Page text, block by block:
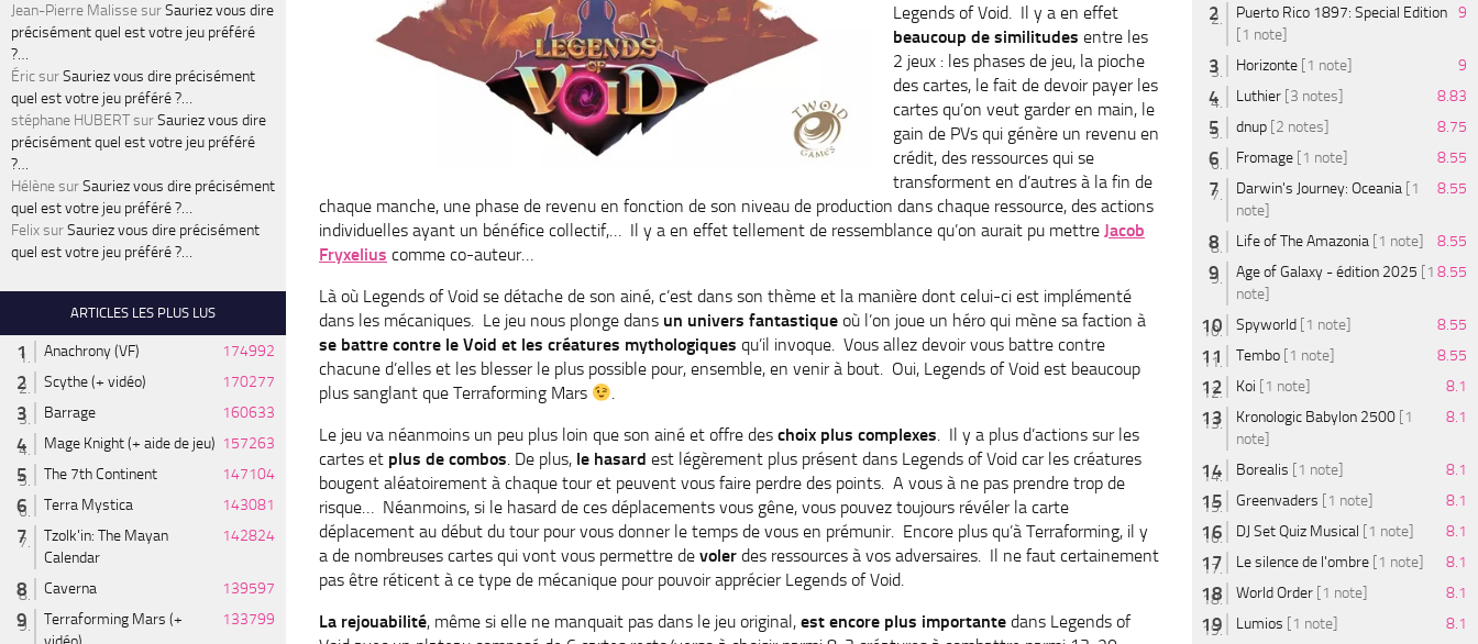
Legends of Void. Il y a en effet
beaucoup de similitudes entre les
2 jeux : les phases de jeu, la pioche
des cartes, le fait de devoir payer les
cartes qu’on veut garder en main, le
gain de PVs qui génère un revenu en
crédit, des ressources qui se
transforment en d’autres à la fin de
chaque manche, une phase de revenu en fonction de son niveau de production dans chaque ressource, des actions
individuelles ayant un bénéfice collectif,… Il y a en effet tellement de ressemblance qu’on aurait pu mettre Jacob
Fryxelius comme co-auteur…
Là où Legends of Void se détache de son ainé, c’est dans son thème et la manière dont celui-ci est implémenté
dans les mécaniques. Le jeu nous plonge dans un univers fantastique où l’on joue un héro qui mène sa faction à
se battre contre le Void et les créatures mythologiques qu’il invoque. Vous allez devoir vous battre contre
chacune d’elles et les blesser le plus possible pour, ensemble, en venir à bout. Oui, Legends of Void est beaucoup
plus sanglant que Terraforming Mars
.
Le jeu va néanmoins un peu plus loin que son ainé et offre des choix plus complexes. Il y a plus d’actions sur les
cartes et plus de combos. De plus, le hasard est légèrement plus présent dans Legends of Void car les créatures
bougent aléatoirement à chaque tour et peuvent vous faire perdre des points. A vous à ne pas prendre trop de
risque… Néanmoins, si le hasard de ces déplacements vous gêne, vous pouvez toujours révéler la carte
déplacement au début du tour pour vous donner le temps de vous en prémunir. Encore plus qu’à Terraforming, il y
a de nombreuses cartes qui vont vous permettre de voler des ressources à vos adversaires. Il ne faut certainement
pas être réticent à ce type de mécanique pour pouvoir apprécier Legends of Void.
La rejouabilité, même si elle ne manquait pas dans le jeu original, est encore plus importante dans Legends of
Jean-Pierre MalissesurSauriez vous dire
précisément quel est votre jeu préféré
?…
ÉricsurSauriez vous dire précisément
quel est votre jeu préféré ?…
stéphane HUBERTsurSauriez vous dire
précisément quel est votre jeu préféré
?…
HélènesurSauriez vous dire précisément
quel est votre jeu préféré ?…
FelixsurSauriez vous dire précisément
quel est votre jeu préféré ?…
ARTICLES LES PLUS LUS
Anachrony (VF)
174992
Scythe (+ vidéo)
170277
Barrage
160633
Mage Knight (+ aide de jeu) 157263
The 7th Continent
147104
Terra Mystica
143081
Tzolk'in: The Mayan
Calendar
142824
Caverna
139597
Terraforming Mars (+
133799
Puerto Rico 1897: Special Edition
[1 note]
9
Horizonte [1 note]
9
Luthier [3 notes]
8.83
dnup [2 notes]
8.75
Fromage [1 note]
8.55
Darwin's Journey: Oceania [1
note]
8.55
Life of The Amazonia [1 note]
8.55
Age of Galaxy - édition 2025 [1
note]
8.55
Spyworld [1 note]
8.55
Tembo [1 note]
8.55
Koi [1 note]
8.1
Kronologic Babylon 2500 [1
note]
8.1
Borealis [1 note]
8.1
Greenvaders [1 note]
8.1
DJ Set Quiz Musical [1 note]
8.1
Le silence de l'ombre [1 note]
8.1
World Order [1 note]
8.1
Lumios [1 note]
8.1